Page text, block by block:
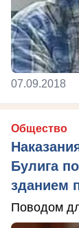
07.09.2018
Общество
Булига
зданием
Поводом